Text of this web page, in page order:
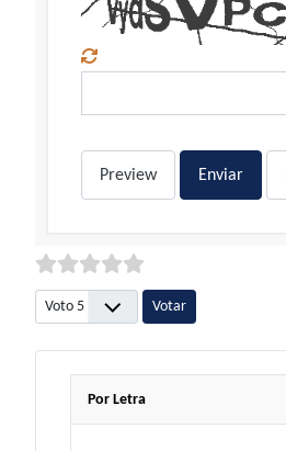
Preview Enviar
Por favor, vote
Por Letra